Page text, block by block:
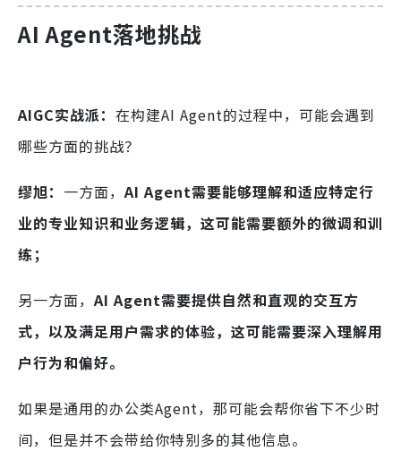
AI Agent落地挑战
AIGC实战派： 在构建AI Agent的过程中，可能会遇到
哪些方面的挑战？
缪旭： 一方面， AI Agent需要能够理解和适应特定行
业的专业知识和业务逻辑，这可能需要额外的微调和训
练；
另一方面， AI Agent需要提供自然和直观的交互方
式，以及满足用户需求的体验，这可能需要深入理解用
户行为和偏好。
如果是通用的办公类Agent，那可能会帮你省下不少时
间，但是并不会带给你特别多的其他信息。